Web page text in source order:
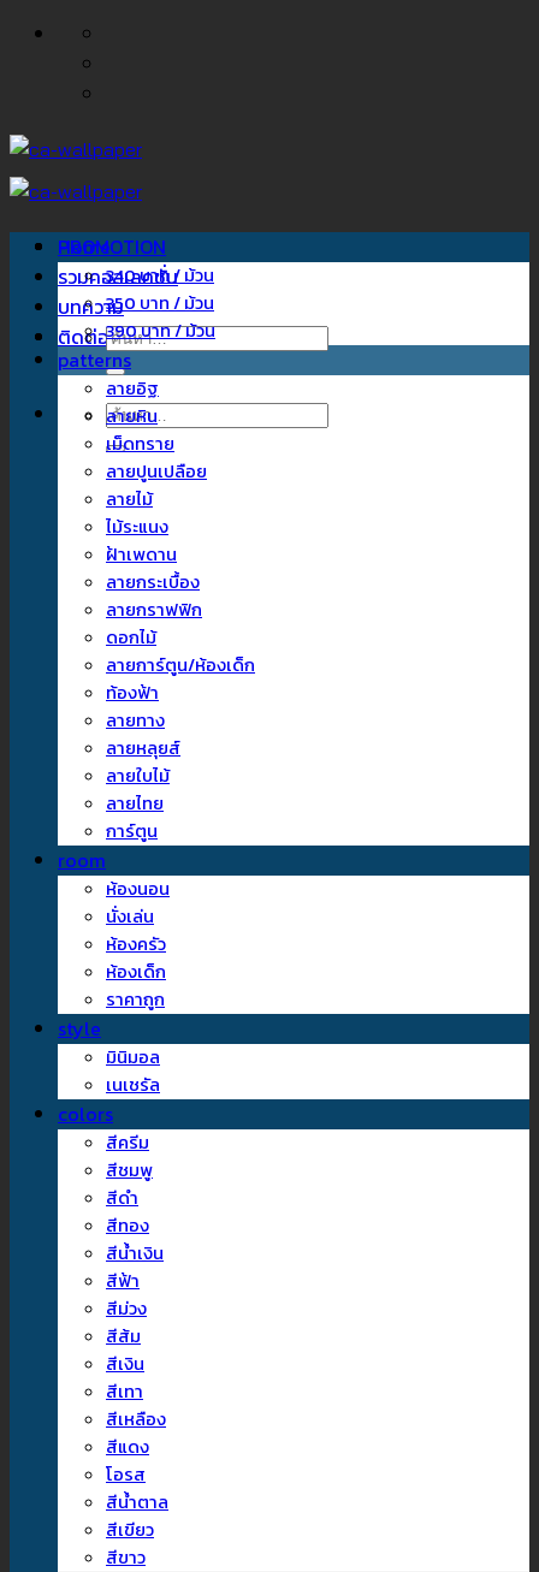
ข้าม
Home
รวมคอลเลคชั่น
บทความ
ติดต่อเรา
ค้นหา:
ค้นหา:
PROMOTION
340 บาท / ม้วน
350 บาท / ม้วน
390 บาท / ม้วน
patterns
ลายอิฐ
ลายหิน
เม็ดทราย
ลายปูนเปลือย
ลายไม้
ไม้ระแนง
ฝ้าเพดาน
ลายกระเบื้อง
ลายกราฟฟิก
ดอกไม้
ลายการ์ตูน/ห้องเด็ก
ท้องฟ้า
ลายทาง
ลายหลุยส์
ลายใบไม้
ลายไทย
การ์ตูน
room
ห้องนอน
นั่งเล่น
ห้องครัว
ห้องเด็ก
ราคาถูก
style
มินิมอล
เนเชรัล
colors
สีครีม
สีชมพู
สีดำ
สีทอง
สีน้ำเงิน
สีฟ้า
สีม่วง
สีส้ม
สีเงิน
สีเทา
สีเหลือง
สีแดง
โอรส
สีน้ำตาล
สีเขียว
สีขาว